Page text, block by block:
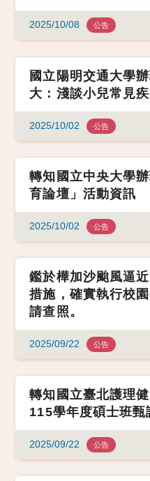
2025/10/08 公告
國立陽明交通大學
大：淺談小兒常見
2025/10/02 公告
轉知國立中央大學
育論壇」活動資訊
2025/10/02 公告
鑑於樺加沙颱風逼
措施，確實執行校
請查照。
2025/09/22 公告
轉知國立臺北護理
115學年度碩士班甄
2025/09/22 公告